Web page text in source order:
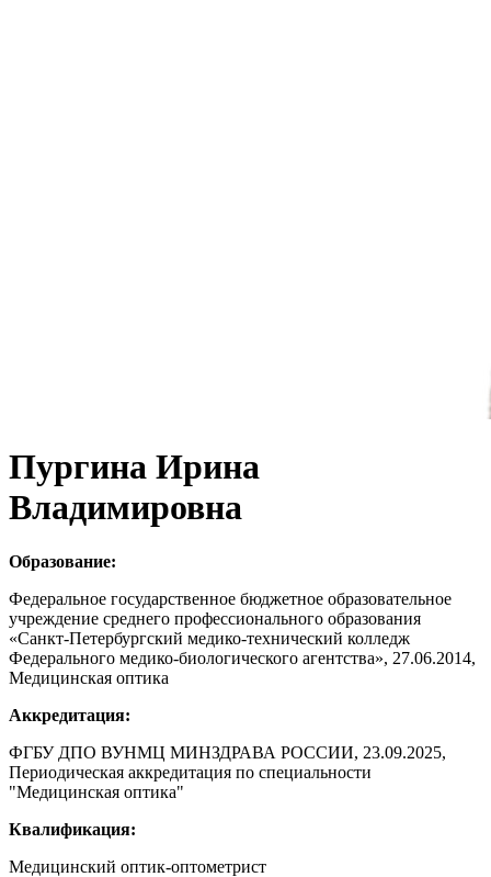
Пургина Ирина
Владимировна
Образование:
Федеральное государственное бюджетное образовательное
учреждение среднего профессионального образования
«Санкт-Петербургский медико-технический колледж
Федерального медико-биологического агентства», 27.06.2014,
Медицинская оптика
Аккредитация:
ФГБУ ДПО ВУНМЦ МИНЗДРАВА РОССИИ, 23.09.2025,
Периодическая аккредитация по специальности
"Медицинская оптика"
Квалификация:
Медицинский оптик-оптометрист